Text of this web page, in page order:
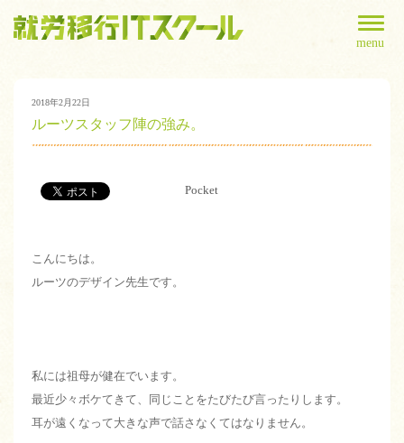
menu
2018年2月22日
ルーツスタッフ陣の強み。
Pocket
こんにちは。
ルーツのデザイン先生です。
私には祖母が健在でいます。
最近少々ボケてきて、同じことをたびたび言ったりします。
耳が遠くなって大きな声で話さなくてはなりません。